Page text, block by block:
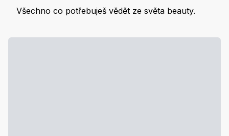
Všechno co potřebuješ vědět ze světa beauty.